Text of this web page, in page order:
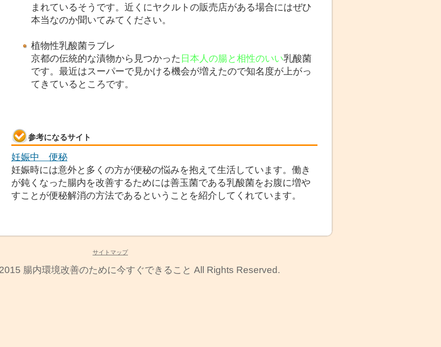
まれているそうです。近くにヤクルトの販売店がある場合にはぜひ
本当なのか聞いてみてください。
植物性乳酸菌ラブレ
京都の伝統的な漬物から見つかった 日本人の腸と相性のいい乳酸菌
です。最近はスーパーで見かける機会が増えたので知名度が上がっ
てきているところです。
参考になるサイト
妊娠中 便秘
妊娠時には意外と多くの方が便秘の悩みを抱えて生活しています。働き
が鈍くなった腸内を改善するためには善玉菌である乳酸菌をお腹に増や
すことが便秘解消の方法であるということを紹介してくれています。
サイトマップ
腸内環境改善のために今すぐできること All Rights Reserved.